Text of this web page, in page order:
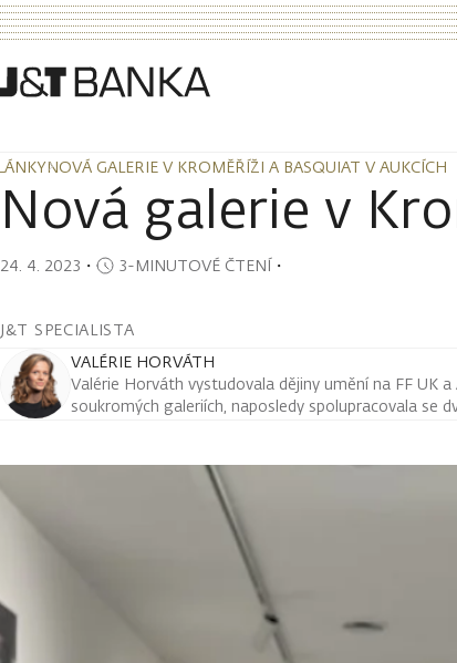
NOVÁ GALERIE V KROMĚŘÍŽI A BASQUIAT V AUKCÍCH
NOVÁ GALERIE V KROMĚŘÍŽI A BASQUIAT V AUKCÍCH
Nová galerie v
24. 4. 2023 ・ 3-MINUTOVÉ ČTENÍ・
J&T SPECIALISTA
VALÉRIE HORVÁTH
Valérie Horváth vystudovala dějiny umění na FF UK
soukromých galeriích, naposledy spolupracovala se